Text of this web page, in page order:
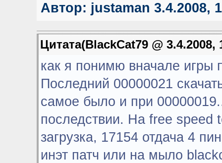
Автор: justaman 3.4.2008,
Цитата(BlackCat79 @ 3.4.2008,
как я понимю вначале игры
Последний 00000021
самое было и при
последствии. На free speed
загрузка, 17154 отдача 4
инэт патч или на мыло